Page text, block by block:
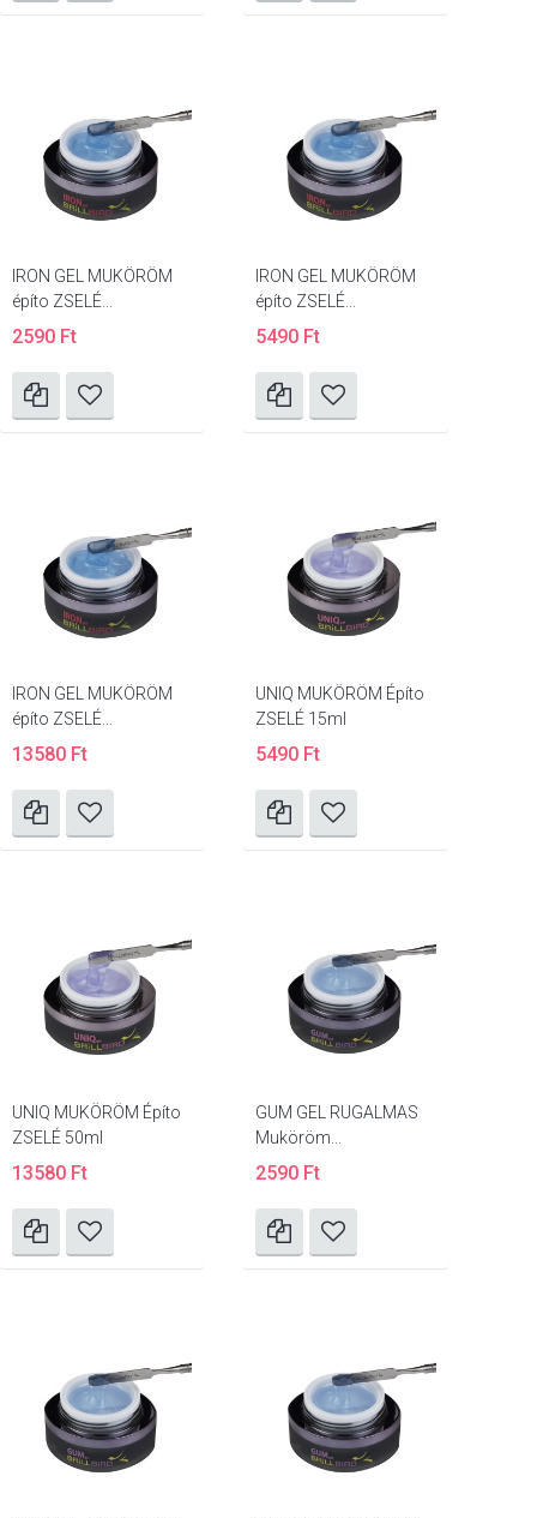
IRON GEL MUKÖRÖM
építo ZSELÉ...
2590 Ft
IRON GEL MUKÖRÖM
építo ZSELÉ...
5490 Ft
IRON GEL MUKÖRÖM
építo ZSELÉ...
13580 Ft
UNIQ MUKÖRÖM Építo
ZSELÉ 15ml
5490 Ft
UNIQ MUKÖRÖM Építo
ZSELÉ 50ml
13580 Ft
GUM GEL RUGALMAS
Muköröm...
2590 Ft